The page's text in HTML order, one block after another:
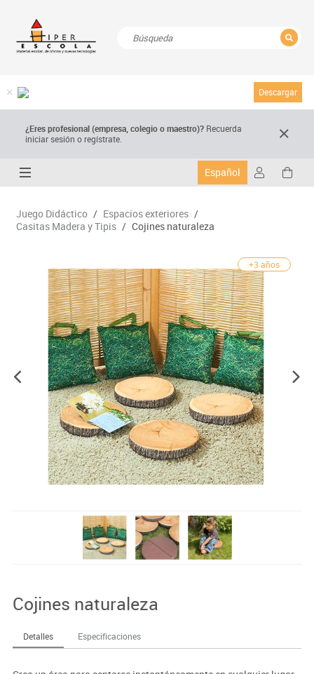
Descargar
¿Eres profesional (empresa, colegio o maestro)? Recuerda
iniciar sesión o regístrate.
Español
Juego Didáctico / Espacios exteriores /
Casitas Madera y Tipis / Cojines naturaleza
+3 años
Cojines naturaleza
Detalles Especificaciones